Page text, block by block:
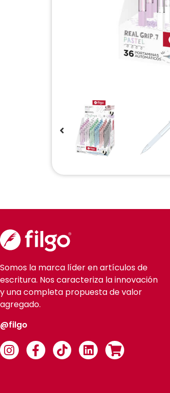
Somos la marca líder en artículos de
escritura. Nos caracteriza la innovación
y una completa propuesta de valor
agregado.
@filgo